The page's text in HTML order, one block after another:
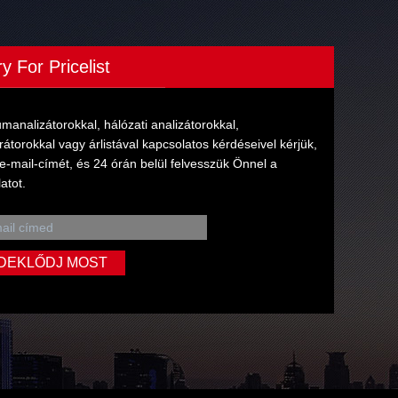
For Pricelist
hálózati analizátorokkal,
vagy árlistával kapcsolatos kérdéseivel kérjük,
mail-címét, és 24 órán belül felvesszük Önnel a